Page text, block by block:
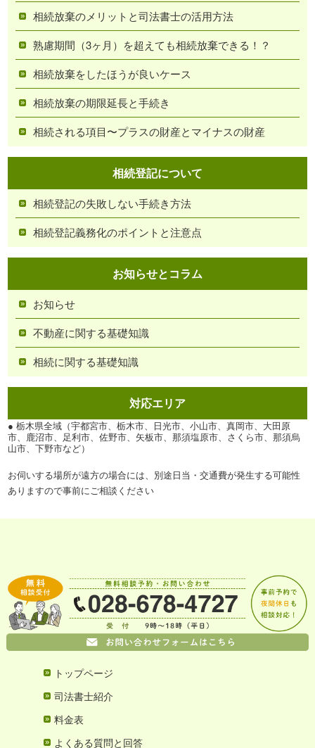
相続放棄のメリットと司法書士の活用方法
熟慮期間（3ヶ月）を超えても相続放棄できる！？
相続放棄をしたほうが良いケース
相続放棄の期限延長と手続き
相続される項目〜プラスの財産とマイナスの財産
相続登記について
相続登記の失敗しない手続き方法
相続登記義務化のポイントと注意点
お知らせとコラム
お知らせ
不動産に関する基礎知識
相続に関する基礎知識
対応エリア
● 栃木県全域（宇都宮市、栃木市、日光市、小山市、真岡市、大田原
市、鹿沼市、足利市、佐野市、矢板市、那須塩原市、さくら市、那須烏
山市、下野市など）
お伺いする場所が遠方の場合には、別途日当・交通費が発生する可能性
ありますので事前にご相談ください
トップページ
司法書士紹介
料金表
よくある質問と回答